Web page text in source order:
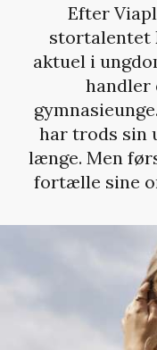
Efter
stortalentet
aktuel i
handler
har trods sin
længe. Men
fortælle sine